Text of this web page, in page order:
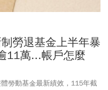
勞退基金上半年暴
11萬...帳戶怎麼
勞動基金最新績效，115年截